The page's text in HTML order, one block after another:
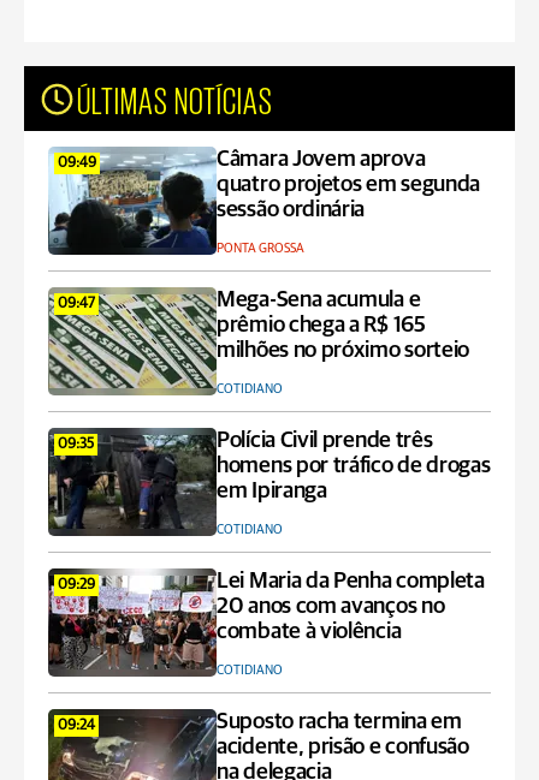
ÚLTIMAS NOTÍCIAS
09:49
Câmara Jovem aprova
quatro projetos em segunda
sessão ordinária
PONTA GROSSA
09:47
Mega-Sena acumula e
prêmio chega a R$ 165
milhões no próximo sorteio
COTIDIANO
09:35
Polícia Civil prende três
homens por tráfico de drogas
em Ipiranga
COTIDIANO
09:29
Lei Maria da Penha completa
20 anos com avanços no
combate à violência
COTIDIANO
09:24
Suposto racha termina em
acidente, prisão e confusão
na delegacia